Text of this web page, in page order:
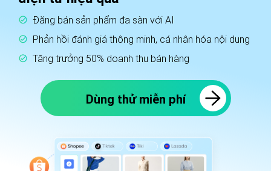
Đăng bán sản phẩm đa sàn với AI
Phản hồi đánh giá thông minh, cá nhân hóa nội dung
Tăng trưởng 50% doanh thu bán hàng
Dùng thử miễn phí